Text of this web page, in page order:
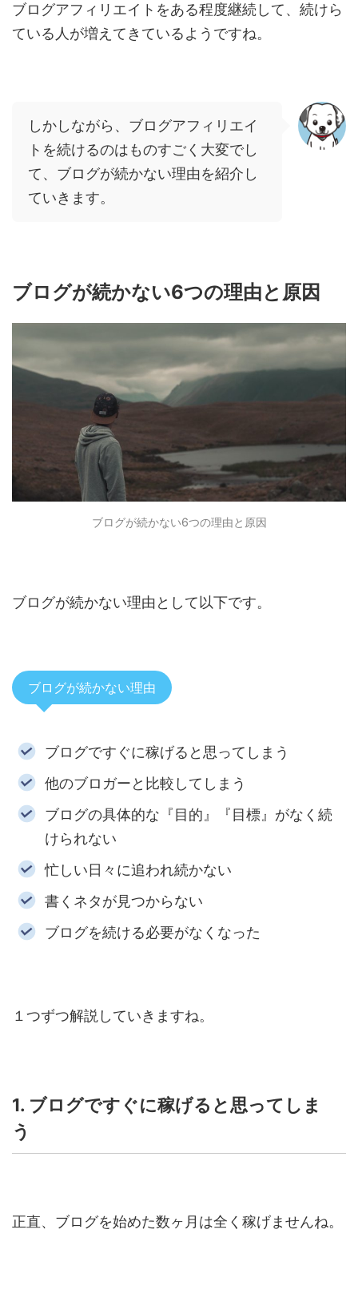
ブログアフィリエイトをある程度継続して、続けら
ている人が増えてきているようですね。
しかしながら、ブログアフィリエイ
トを続けるのはものすごく大変でし
て、ブログが続かない理由を紹介し
ていきます。
ブログが続かない6つの理由と原因
ブログが続かない6つの理由と原因
ブログが続かない理由として以下です。
ブログが続かない理由
ブログですぐに稼げると思ってしまう
他のブロガーと比較してしまう
ブログの具体的な『目的』『目標』がなく続
けられない
忙しい日々に追われ続かない
書くネタが見つからない
ブログを続ける必要がなくなった
１つずつ解説していきますね。
1. ブログですぐに稼げると思ってしま
う
正直、ブログを始めた数ヶ月は全く稼げませんね。